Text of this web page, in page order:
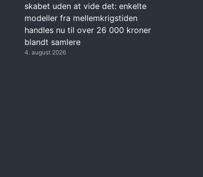
skabet uden at vide det: enkelte
modeller fra mellemkrigstiden
handles nu til over 26 000 kroner
blandt samlere
4. august 2026